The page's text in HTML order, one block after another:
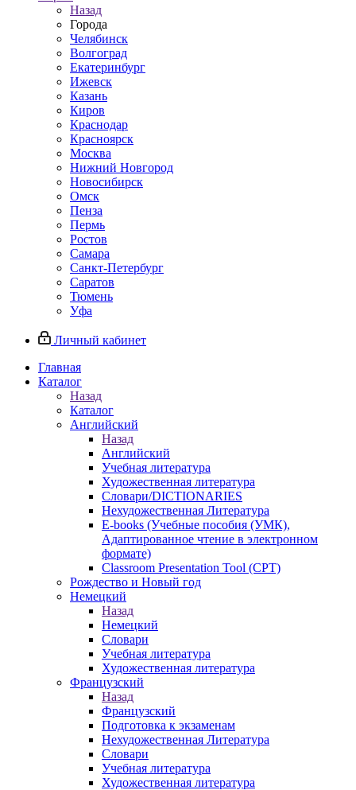
Назад
Города
Челябинск
Волгоград
Екатеринбург
Ижевск
Казань
Киров
Краснодар
Красноярск
Москва
Нижний Новгород
Новосибирск
Омск
Пенза
Пермь
Ростов
Самара
Санкт-Петербург
Саратов
Тюмень
Уфа
Личный кабинет
Главная
Каталог
Назад
Каталог
Английский
Назад
Английский
Учебная литература
Художественная литература
Словари/DICTIONARIES
Нехудожественная Литература
E-books (Учебные пособия (УМК),
Адаптированное чтение в электронном
формате)
Classroom Presentation Tool (CPT)
Рождество и Новый год
Немецкий
Назад
Немецкий
Словари
Учебная литература
Художественная литература
Французский
Назад
Французский
Подготовка к экзаменам
Нехудожественная Литература
Словари
Учебная литература
Художественная литература